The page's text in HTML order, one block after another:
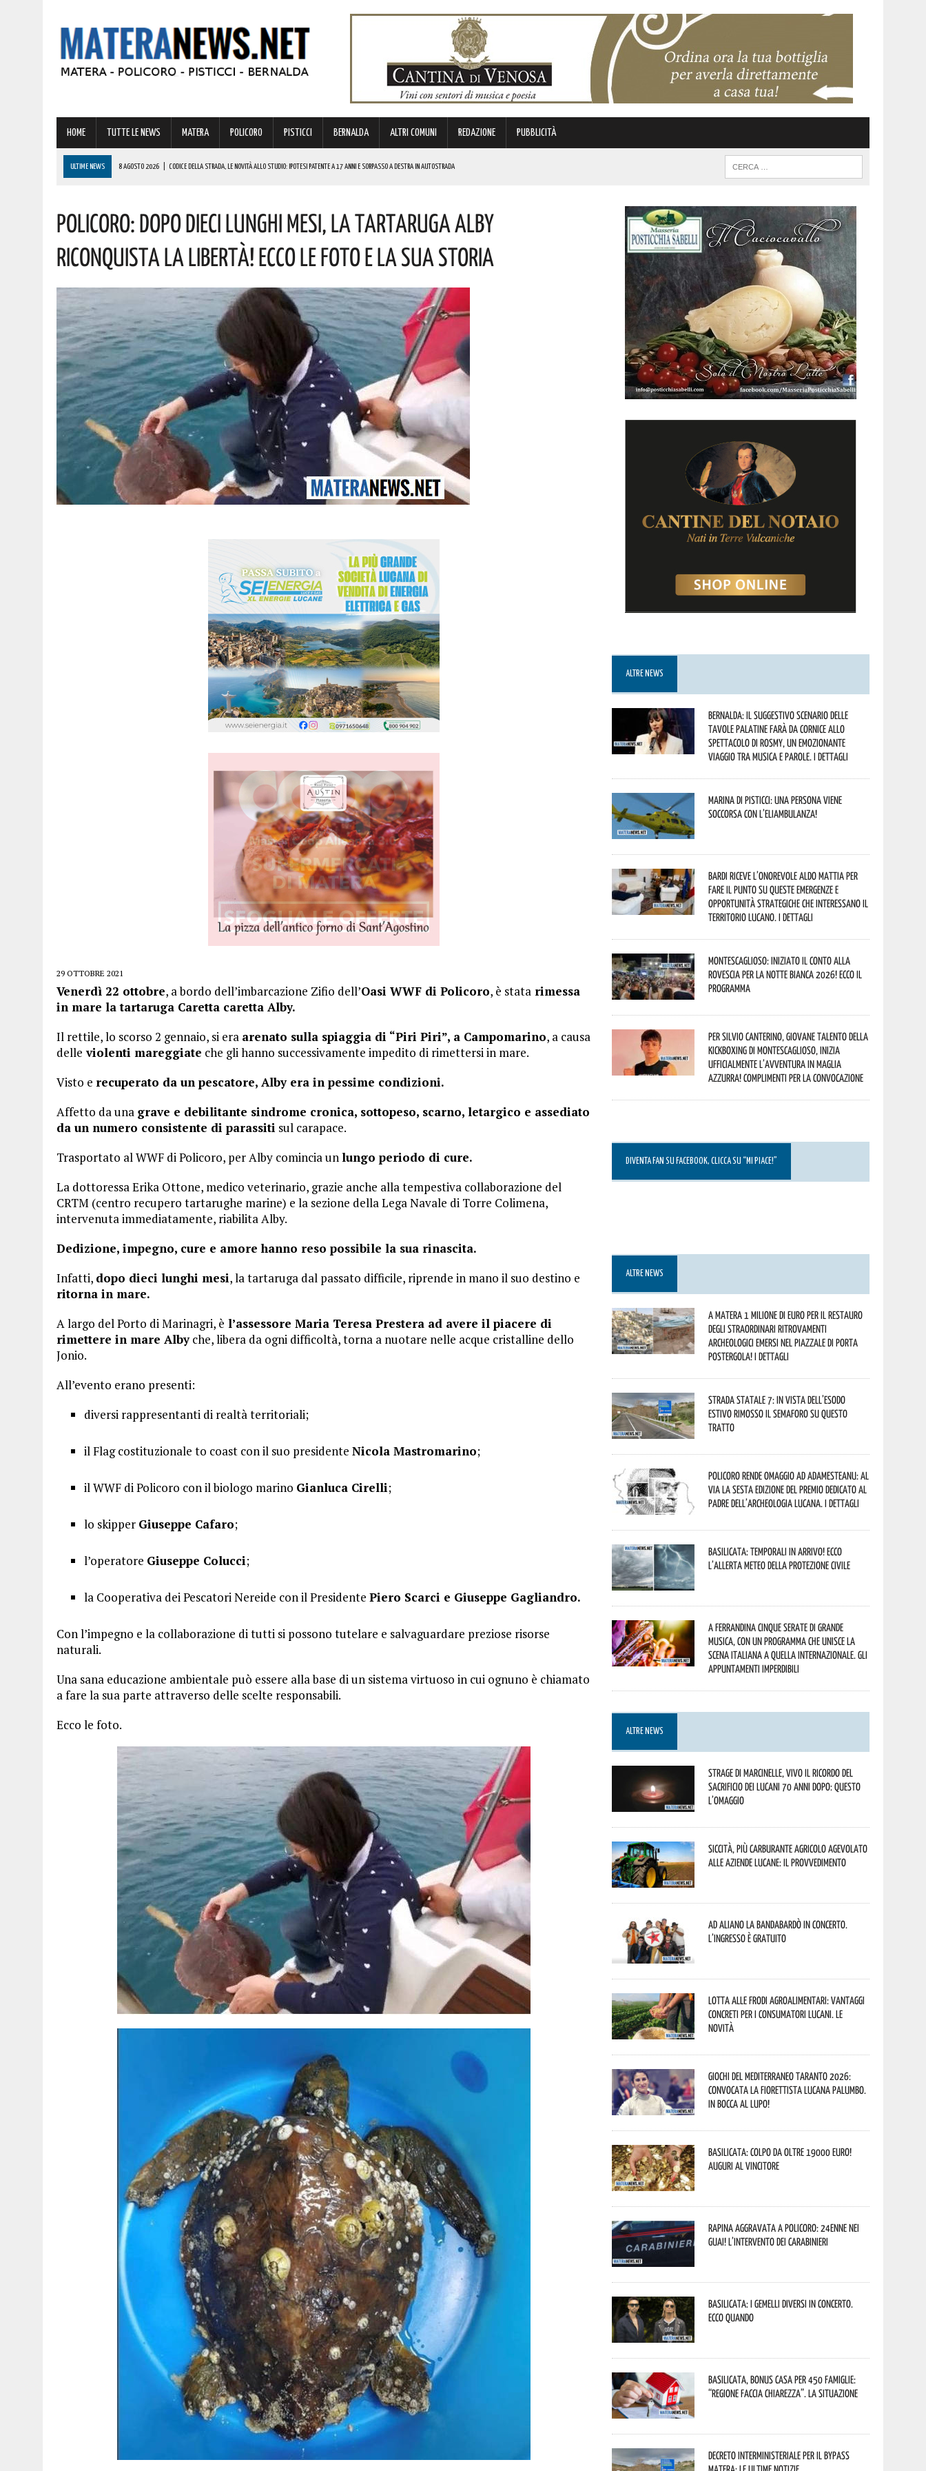
HOME TUTTE LE NEWS MATERA POLICORO PISTICCI BERNALDA ALTRI COMUNI REDAZIONE PUBBLICITÀ
ULTIME NEWS 8 AGOSTO 2026 CODICE DELLA STRADA, LE NOVITÀ ALLO STUDIO: IPOTESI PATENTE A 17 ANNI E SORPASSO A DESTRA IN AUTOSTRADA
8 AGOSTO 2026 | MIGLIONICO TORNA INDIETRO NEL TEMPO: UN’INTERA CITTADINANZA SI FA ATTRICE E CUSTODE DELLA PROPRIA IDENTITÀ. L’INIZIATIVA
8 AGOSTO 2026 MANOVRA 2027, AL VIA I LAVORI SULLA LEGGE DI BILANCIO: DALLE PENSIONI ALLE TASSE
Policoro: Dopo Dieci Lunghi Mesi, La Tartaruga Alby
Riconquista La Libertà! Ecco Le Foto E La Sua Storia
29 OTTOBRE 2021
Venerdì 22 ottobre, a bordo dell’imbarcazione Zifio dell’Oasi WWF di Policoro, è stata rimessa
in mare la tartaruga Caretta caretta Alby.
Il rettile, lo scorso 2 gennaio, si era arenato sulla spiaggia di “Piri Piri”, a Campomarino, a causa
delle violenti mareggiate che gli hanno successivamente impedito di rimettersi in mare.
Visto e recuperato da un pescatore, Alby era in pessime condizioni.
Affetto da una grave e debilitante sindrome cronica, sottopeso, scarno, letargico e assediato
da un numero consistente di parassiti sul carapace.
Trasportato al WWF di Policoro, per Alby comincia unlungo periodo di cure.
La dottoressa Erika Ottone, medico veterinario, grazie anche alla tempestiva collaborazione del
CRTM (centro recupero tartarughe marine) e la sezione della Lega Navale di Torre Colimena,
intervenuta immediatamente, riabilita Alby.
Dedizione, impegno, cure e amore hanno reso possibile la sua rinascita.
Infatti, dopo dieci lunghi mesi, la tartaruga dal passato difficile, riprende in mano il suo destino e
ritorna in mare.
A largo del Porto di Marinagri, è l’assessore Maria Teresa Prestera ad avere il piacere di
rimettere in mare Albyche, libera da ogni difficoltà, torna a nuotare nelle acque cristalline dello
Jonio.
All’evento erano presenti:
diversi rappresentanti di realtà territoriali;
il Flag costituzionale to coast con il suo presidente Nicola Mastromarino;
il WWF di Policoro con il biologo marino Gianluca Cirelli;
lo skipper Giuseppe Cafaro;
l’operatore Giuseppe Colucci;
la Cooperativa dei Pescatori Nereide con il Presidente Piero Scarci e Giuseppe Gagliandro.
Con l’impegno e la collaborazione di tutti si possono tutelare e salvaguardare preziose risorse
naturali.
Una sana educazione ambientale può essere alla base di un sistema virtuoso in cui ognuno è chiamato
a fare la sua parte attraverso delle scelte responsabili.
Ecco le foto.
ALTRE NEWS
Bernalda: il suggestivo scenario delle
Tavole Palatine farà da cornice allo
spettacolo di Rosmy, un emozionante
viaggio tra musica e parole. I dettagli
Marina di Pisticci: una persona viene
soccorsa con l’eliambulanza!
Bardi riceve l’onorevole Aldo Mattia per
fare il punto su queste emergenze e
opportunità strategiche che interessano il
territorio lucano. I dettagli
Montescaglioso: iniziato il conto alla
rovescia per la Notte Bianca 2026! Ecco il
programma
Per Silvio Canterino, giovane talento della
kickboxing di Montescaglioso, inizia
ufficialmente l’avventura in maglia
azzurra! Complimenti per la convocazione
DIVENTA FAN SU FACEBOOK, CLICCA SU “MI PIACE!”
ALTRE NEWS
A Matera 1 milione di euro per il restauro
degli straordinari ritrovamenti
archeologici emersi nel piazzale di Porta
Postergola! I dettagli
Strada statale 7: in vista dell’esodo
estivo rimosso il semaforo su questo
tratto
Policoro rende omaggio ad Adamesteanu: al
via la sesta edizione del Premio dedicato al
padre dell’archeologia lucana. I dettagli
Basilicata: temporali in arrivo! Ecco
l’allerta meteo della Protezione civile
A Ferrandina cinque serate di grande
musica, con un programma che unisce la
scena italiana a quella internazionale. Gli
appuntamenti imperdibili
ALTRE NEWS
Strage di Marcinelle, vivo il ricordo del
sacrificio dei lucani 70 anni dopo: questo
l’omaggio
Siccità, più carburante agricolo agevolato
alle aziende lucane: il provvedimento
Ad Aliano la Bandabardò in concerto.
L’ingresso è gratuito
Lotta alle frodi agroalimentari: vantaggi
concreti per i consumatori lucani. Le
novità
Giochi del Mediterraneo Taranto 2026:
convocata la fiorettista lucana Palumbo.
In bocca al lupo!
Basilicata: colpo da oltre 19000 Euro!
Auguri al vincitore
Rapina aggravata a Policoro: 24enne nei
guai! L’intervento dei Carabinieri
Basilicata: i Gemelli DiVersi in concerto.
Ecco quando
Basilicata, Bonus casa per 450 famiglie:
“Regione faccia chiarezza”. La situazione
Decreto interministeriale per il Bypass